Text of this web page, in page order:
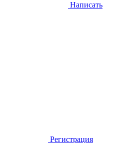
Написать
Регистрация